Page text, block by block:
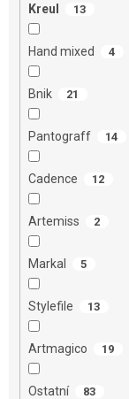
Kreul 13
Hand mixed 4
Bnik 21
Pantograff 14
Cadence 12
Artemiss 2
Markal 5
Stylefile 13
Artmagico 19
Ostatní 83